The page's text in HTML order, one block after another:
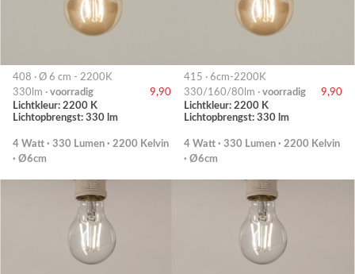
408 · Ø 6 cm - 2200K
330lm · voorradig
9,90
Lichtkleur: 2200 K
Lichtopbrengst: 330 lm
4 Watt · 330 Lumen · 2200 Kelvin
· Ø6cm
415 · 6cm-2200K
330/160/80lm · voorradig
9,90
Lichtkleur: 2200 K
Lichtopbrengst: 330 lm
4 Watt · 330 Lumen · 2200 Kelvin
· Ø6cm